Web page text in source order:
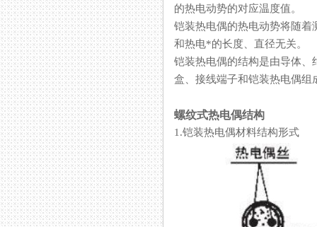
的热电动势的对应温度值。
铠装热电偶的热电动势将随着
和热电*的长度、直径无关。
铠装热电偶的结构是由导体
盒、接线端子和铠装热电偶组
螺纹式热电偶结构
1.铠装热电偶材料结构形式